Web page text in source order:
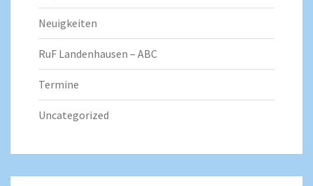
Neuigkeiten
RuF Landenhausen – ABC
Termine
Uncategorized